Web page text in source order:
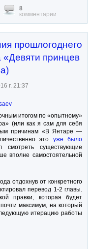
8
комментарии
прошлогоднего
«Девяти принцев
г. 21:37
итогом по «опытному»
(или как я сам для себя
причинам «В Янтаре —
это уже было
существующие
вполне самостоятельной
отдохнув от конкретного
перевод 1-2 главы.
правки, которая будет
максимум, на который
итерацию работы